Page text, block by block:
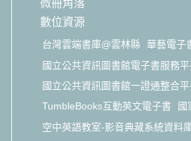
微冊角落
數位資源
台灣雲端書庫@雲林縣
華藝電子
國立公共資訊圖書館電子書服務平
國立公共資訊圖書館一證通整合平
TumbleBooks互動英文電子書
國
空中英語教室-影音典藏系統資料